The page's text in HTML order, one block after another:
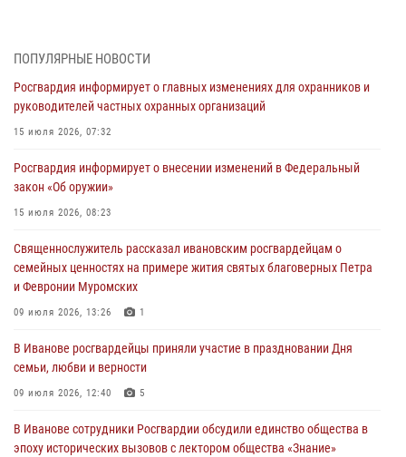
празднования Дня Крещения Руси
28 июля 2026, 08:57
Росгвардии для ивановской молодежи
27 июля 2026, 14:10
занятие с вопитанниками детского лагеря
Координационный совет по взаимодействию с частными
Ивановской области
ПОПУЛЯРНЫЕ НОВОСТИ
Росгвардия информирует о главных изменениях для охранников и
руководителей частных охранных организаций
15 июля 2026, 07:32
Росгвардия информирует о внесении изменений в Федеральный
закон «Об оружии»
15 июля 2026, 08:23
Священнослужитель рассказал ивановским росгвардейцам о
семейных ценностях на примере жития святых благоверных Петра
и Февронии Муромских
09 июля 2026, 13:26 1
В Иванове росгвардейцы приняли участие в праздновании Дня
семьи, любви и верности
09 июля 2026, 12:40 5
В Иванове сотрудники Росгвардии обсудили единство общества в
эпоху исторических вызовов с лектором общества «Знание»